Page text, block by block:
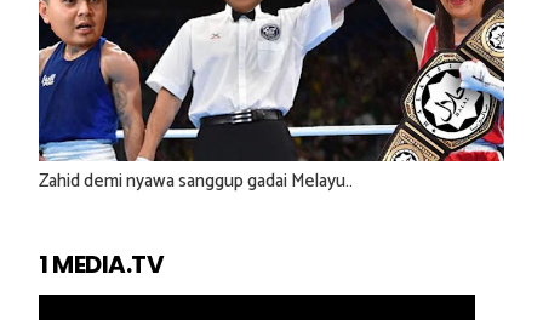
Zahid demi nyawa sanggup gadai Melayu..
1 MEDIA.TV